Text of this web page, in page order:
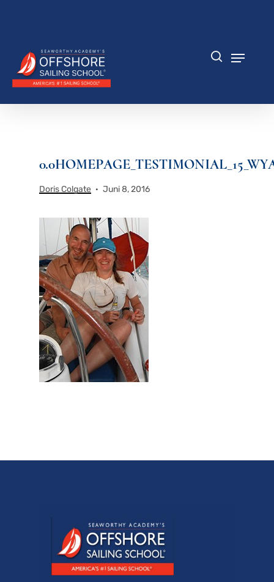
Doris Colgate Juni 8, 2016